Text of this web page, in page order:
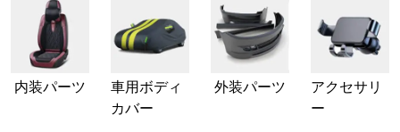
内装パーツ
車用ボディ
カバー
外装パーツ
アクセサリ
ー